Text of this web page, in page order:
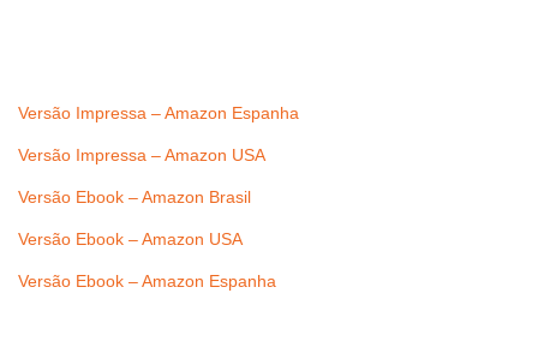
Versão Impressa – Amazon Espanha
Versão Impressa – Amazon USA
Versão Ebook – Amazon Brasil
Versão Ebook – Amazon USA
Versão Ebook – Amazon Espanha